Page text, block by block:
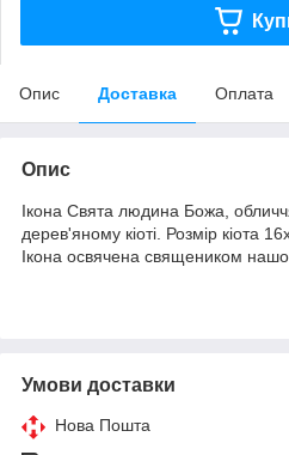
Опис Доставка Оплата
Опис
Ікона Свята людина Божа,
дерев'яному кіоті. Розмір кіота
Ікона освячена священиком
Умови доставки
Нова Пошта